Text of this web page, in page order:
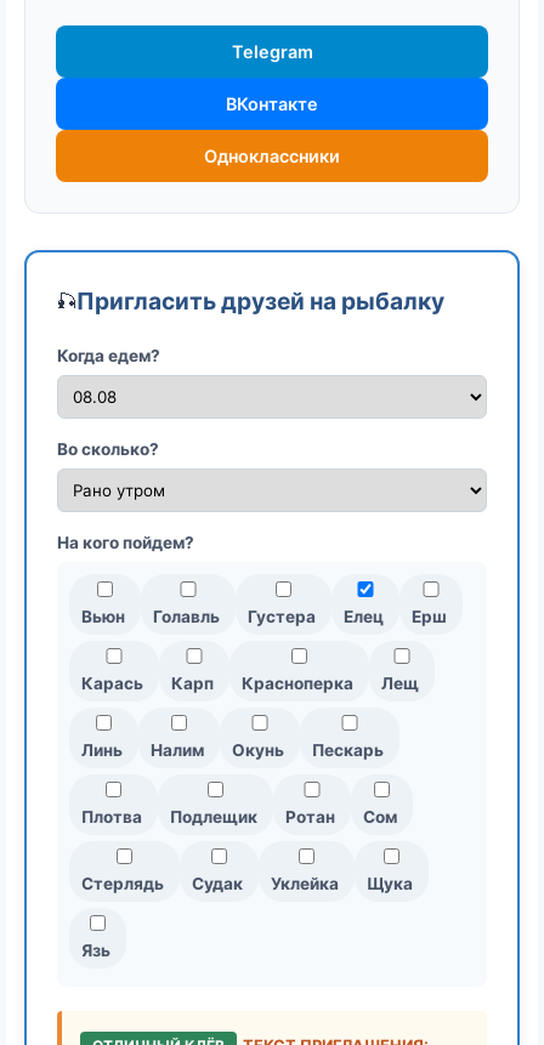
Telegram
ВКонтакте
Одноклассники
🎣Пригласить друзей на рыбалку
Когда едем?
Во сколько?
На кого пойдем?
Вьюн Голавль Густера Елец Ерш
Карась Карп Красноперка Лещ
Линь Налим Окунь Пескарь
Плотва Подлещик Ротан Сом
Стерлядь Судак Уклейка Щука
Язь